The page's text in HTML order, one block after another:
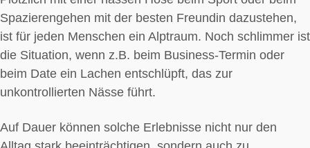
Spazierengehen mit der besten Freundin dazustehen,
ist für jeden Menschen ein Alptraum. Noch schlimmer ist
die Situation, wenn z.B. beim Business-Termin oder
beim Date ein Lachen entschlüpft, das zur
unkontrollierten Nässe führt.
Auf Dauer können solche Erlebnisse nicht nur den